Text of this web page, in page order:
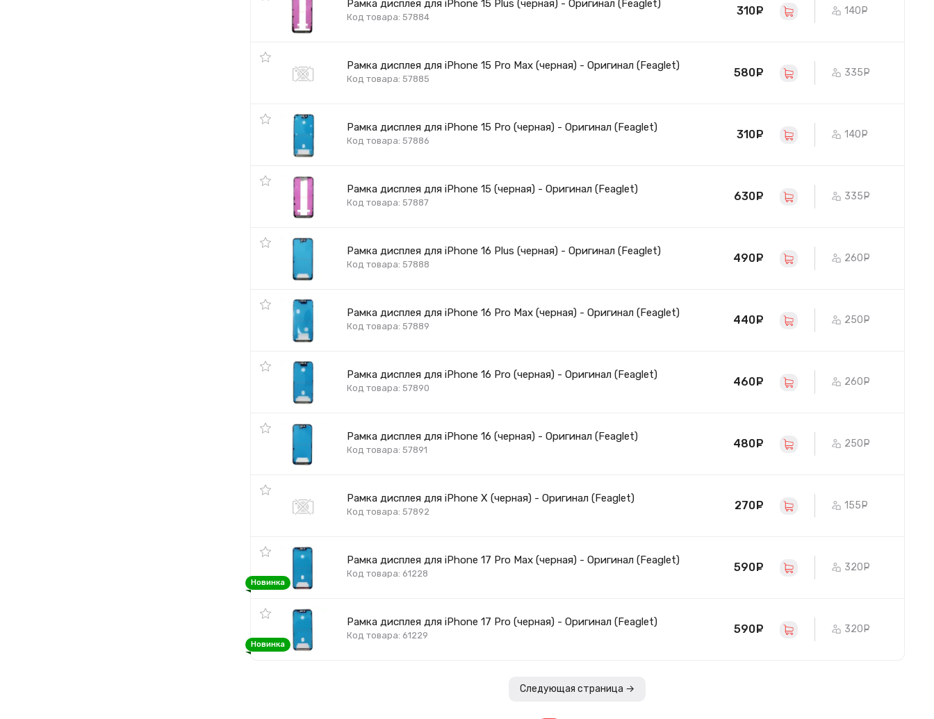
Рамка дисплея для iPhone 15 Plus (черная) - Оригинал (Feaglet)
Код товара: 57884 310 руб. 140
Рамка дисплея для iPhone 15 Pro Max (черная) - Оригинал (Feaglet)
Код товара: 57885 580 руб. 335
Рамка дисплея для iPhone 15 Pro (черная) - Оригинал (Feaglet)
Код товара: 57886 310 руб. 140
Рамка дисплея для iPhone 15 (черная) - Оригинал (Feaglet)
Код товара: 57887 630 руб. 335
Рамка дисплея для iPhone 16 Plus (черная) - Оригинал (Feaglet)
Код товара: 57888 490 руб. 260
Рамка дисплея для iPhone 16 Pro Max (черная) - Оригинал (Feaglet)
Код товара: 57889 440 руб. 250
Рамка дисплея для iPhone 16 Pro (черная) - Оригинал (Feaglet)
Код товара: 57890 460 руб. 260
Рамка дисплея для iPhone 16 (черная) - Оригинал (Feaglet)
Код товара: 57891 480 руб. 250
Рамка дисплея для iPhone X (черная) - Оригинал (Feaglet)
Код товара: 57892 270 руб. 155
Рамка дисплея для iPhone 17 Pro Max (черная) - Оригинал (Feaglet)
Код товара: 61228
Новинка
590 руб. 320
Рамка дисплея для iPhone 17 Pro (черная) - Оригинал (Feaglet)
Код товара: 61229
Новинка
590 руб. 320
Следующая страница →